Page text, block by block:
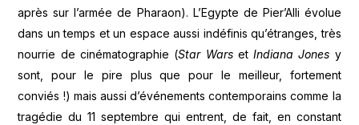
après sur l’armée de Pharaon). L’Egypte de Pier’Alli évolue
dans un temps et un espace aussi indéfinis qu’étranges, très
nourrie de cinématographie (Star WarsetIndiana Jones y
sont, pour le pire plus que pour le meilleur, fortement
conviés !) mais aussi d’événements contemporains comme la
tragédie du 11 septembre qui entrent, de fait, en constant